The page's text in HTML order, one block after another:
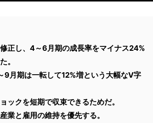
正し、4～6月期の成長率をマイナス24%
。
9月期は一転して12%増という大幅なV字
ックを短期で収束できるためだ。
業と雇用の維持を優先する。